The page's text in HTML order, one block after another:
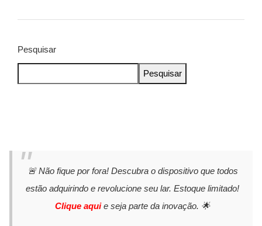
Pesquisar
Pesquisar
🚨 Não fique por fora! Descubra o dispositivo que todos
estão adquirindo e revolucione seu lar. Estoque limitado!
Clique aquie seja parte da inovação. 🌟